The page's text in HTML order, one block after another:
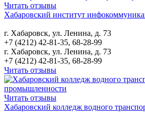
Читать отзывы
Хабаровский институт
г. Хабаровск, ул. Ленина, д. 73
+7 (4212) 42-81-35, 68-28-99
г. Хабаровск, ул. Ленина, д. 73
+7 (4212) 42-81-35, 68-28-99
Читать отзывы
Читать отзывы
Хабаровский колледж водного